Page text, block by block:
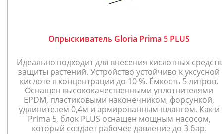
Опрыскиватель Gloria Prima 5 PLUS
Идеально подходит для внесения кислотных средств
защиты растений. Устройство устойчиво к уксусной
кислоте в концентрации до 10 %. Ёмкость 5 литров.
Оснащен высококачественными уплотнителями
EPDM, пластиковыми наконечником, форсункой,
удлинителем 0,4м и армированным шлангом. Как и
Prima 5, блок PLUS оснащен мощным насосом,
который создает рабочее давление до 3 бар.